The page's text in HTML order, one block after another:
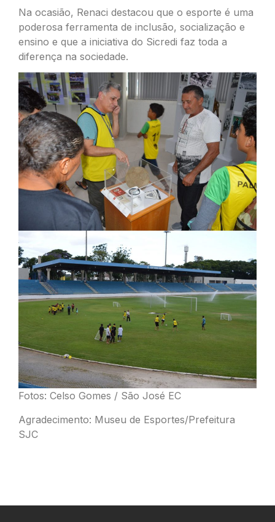
Na ocasião, Renaci destacou que o esporte é uma
poderosa ferramenta de inclusão, socialização e
ensino e que a iniciativa do Sicredi faz toda a
diferença na sociedade.
Fotos: Celso Gomes / São José EC
Agradecimento: Museu de Esportes/Prefeitura
SJC